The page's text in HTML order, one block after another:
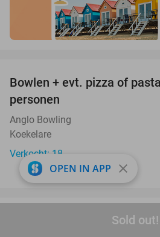
Sold out!
Bowlen + evt. pizza of
personen
Anglo Bowling
Koekelare
Verkocht: 18
Entree voor Mont Mosan
OPEN IN APP close